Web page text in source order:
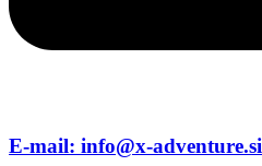
E-mail: info@x-adventure.si